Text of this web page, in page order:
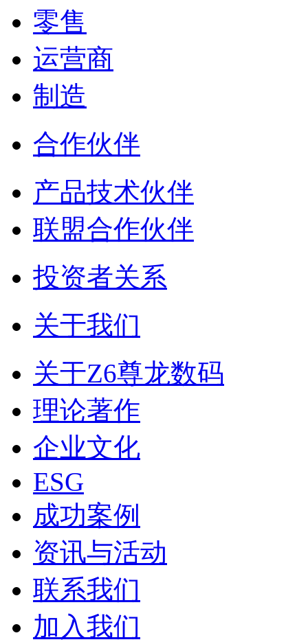
零售
运营商
制造
合作伙伴
产品技术伙伴
联盟合作伙伴
投资者关系
关于我们
关于Z6尊龙数码
理论著作
企业文化
ESG
成功案例
资讯与活动
联系我们
加入我们